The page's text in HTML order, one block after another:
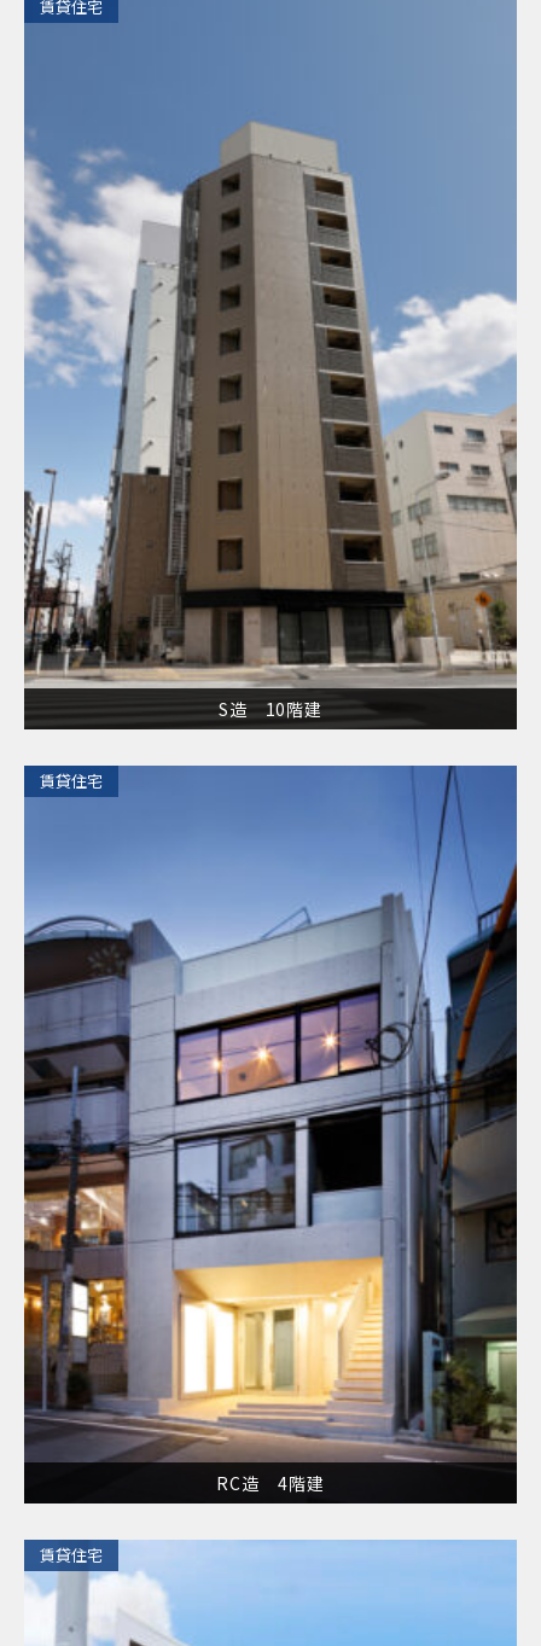
S造 10階建
​賃貸住宅
RC造 4階建
​賃貸住宅
​賃貸住宅